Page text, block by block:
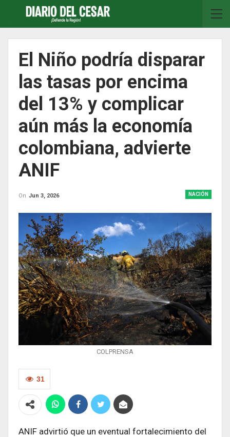
El Niño podría disparar
las tasas por encima
del 13% y complicar
aún más la economía
colombiana, advierte
ANIF
NACIÓN
On Jun 3, 2026
COLPRENSA
31
ANIF advirtió que un eventual fortalecimiento del